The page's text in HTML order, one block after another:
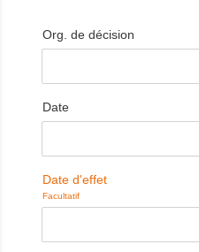
Org. de décision
Date
Date d'effet
Facultatif